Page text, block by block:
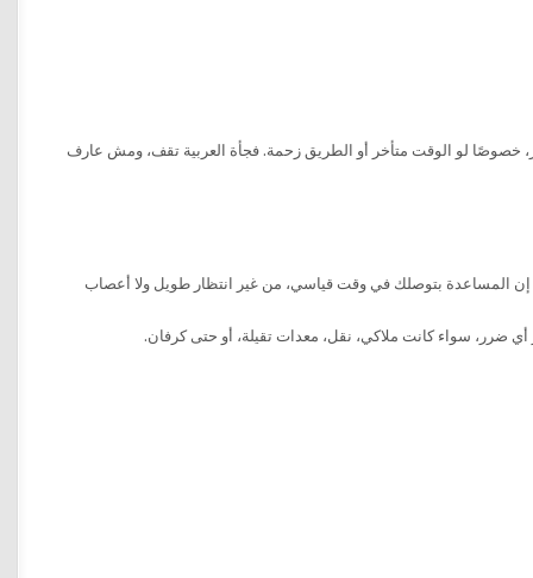
خصوصًا لو الوقت متأخر أو الطريق زحمة. فجأة العربية تقف، ومش عارف
متواجدة كل 20 كيلو على الدائري، وده معناه إن المساعدة بتوصلك في وقت قياسي، من غير انتظار طويل ولا أعصاب
ضرر، سواء كانت ملاكي، نقل، معدات تقيلة، أو حتى كرفان.